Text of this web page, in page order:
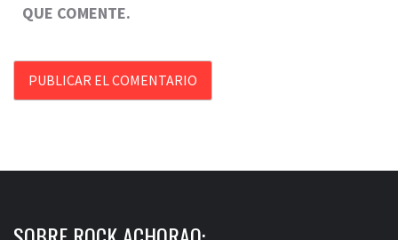
QUE COMENTE.